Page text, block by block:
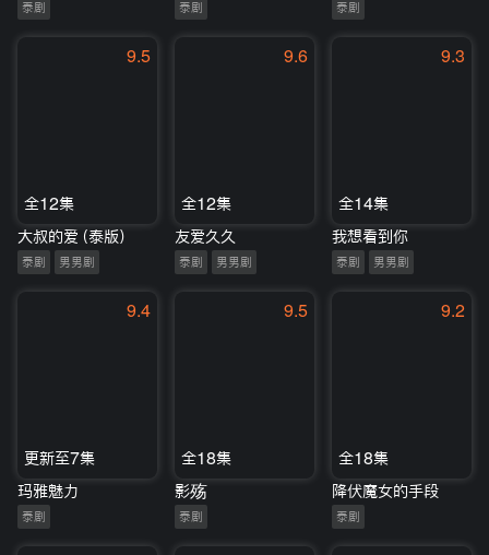
泰剧 泰剧 泰剧
9.5
全12集
大叔的爱（泰版）
泰剧 男男剧
9.6
全12集
友爱久久
泰剧 男男剧
9.3
全14集
我想看到你
泰剧 男男剧
9.4
更新至7集
玛雅魅力
泰剧
9.5
全18集
影殇
泰剧
9.2
全18集
降伏魔女的手段
泰剧